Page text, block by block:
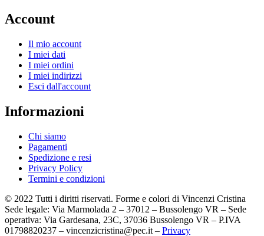
Account
Il mio account
I miei dati
I miei ordini
I miei indirizzi
Esci dall'account
Informazioni
Chi siamo
Pagamenti
Spedizione e resi
Privacy Policy
Termini e condizioni
© 2022 Tutti i diritti riservati. Forme e colori di Vincenzi Cristina
Sede legale: Via Marmolada 2 – 37012 – Bussolengo VR – Sede
operativa: Via Gardesana, 23C, 37036 Bussolengo VR – P.IVA
01798820237 – vincenzicristina@pec.it – Privacy